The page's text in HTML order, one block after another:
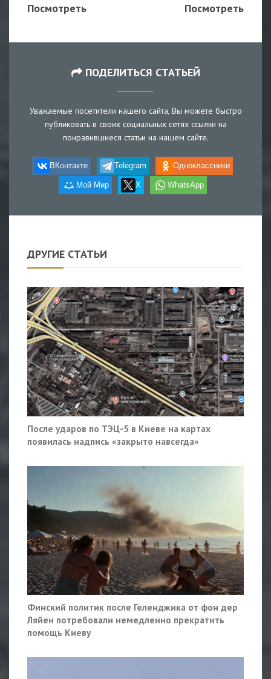
Посмотреть Посмотреть
ПОДЕЛИТЬСЯ СТАТЬЕЙ
Уважаемые посетители нашего сайта, Вы можете быстро
публиковать в своих социальных сетях ссылки на
понравившиеся статьи на нашем сайте.
ВКонтакте Telegram Одноклассники
Мой Мир X WhatsApp
ДРУГИЕ СТАТЬИ
После ударов по ТЭЦ-5 в Киеве на картах
появилась надпись «закрыто навсегда»
Финский политик после Геленджика от фон дер
Ляйен потребовали немедленно прекратить
помощь Киеву